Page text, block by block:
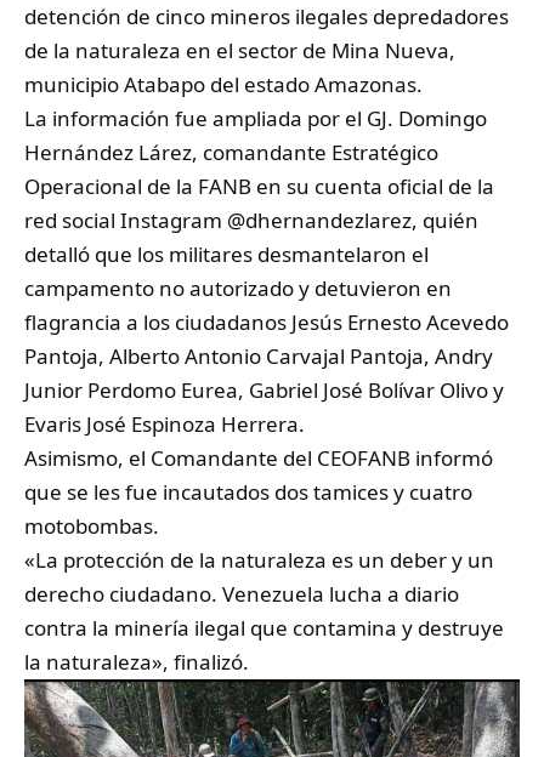
detención de cinco mineros ilegales depredadores
de la naturaleza en el sector de Mina Nueva,
municipio Atabapo del estado Amazonas.
La información fue ampliada por el GJ. Domingo
Hernández Lárez, comandante Estratégico
Operacional de la FANB en su cuenta oficial de la
red social Instagram @dhernandezlarez, quién
detalló que los militares desmantelaron el
campamento no autorizado y detuvieron en
flagrancia a los ciudadanos Jesús Ernesto Acevedo
Pantoja, Alberto Antonio Carvajal Pantoja, Andry
Junior Perdomo Eurea, Gabriel José Bolívar Olivo y
Evaris José Espinoza Herrera.
Asimismo, el Comandante del CEOFANB informó
que se les fue incautados dos tamices y cuatro
motobombas.
«La protección de la naturaleza es un deber y un
derecho ciudadano. Venezuela lucha a diario
contra la minería ilegal que contamina y destruye
la naturaleza», finalizó.